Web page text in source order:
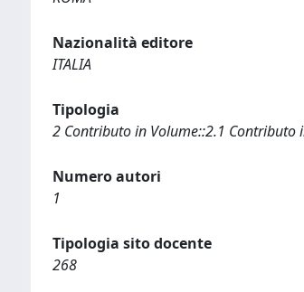
Nazionalità editore
ITALIA
Tipologia
2 Contributo in Volume::2.1 Contributo
Numero autori
1
Tipologia sito docente
268